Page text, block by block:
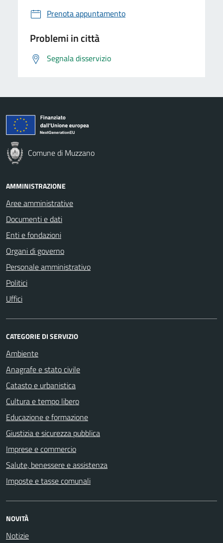
Prenota appuntamento
Problemi in città
Segnala disservizio
Comune di Muzzano
AMMINISTRAZIONE
Aree amministrative
Documenti e dati
Enti e fondazioni
Organi di governo
Personale amministrativo
Politici
Uffici
CATEGORIE DI SERVIZIO
Ambiente
Anagrafe e stato civile
Catasto e urbanistica
Cultura e tempo libero
Educazione e formazione
Giustizia e sicurezza pubblica
Imprese e commercio
Salute, benessere e assistenza
Imposte e tasse comunali
NOVITÀ
Notizie